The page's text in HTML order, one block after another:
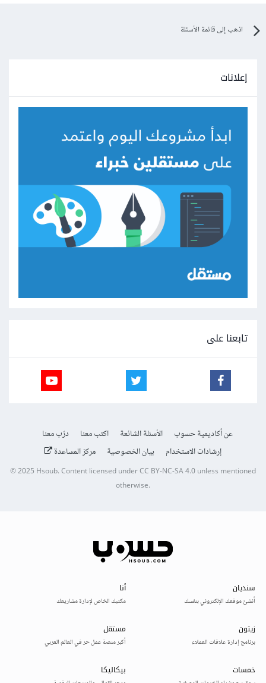
اذهب إلى قائمة الأسئلة
إعلانات
تابعنا على
عن أكاديمية حسوب الأسئلة الشائعة اكتب معنا
درّب معنا
إرشادات الاستخدام
بيان الخصوصية مركز المساعدة
© 2025Hsoub.Content licensed underCC BY-NC-SA 4.0unless mentioned
otherwise.